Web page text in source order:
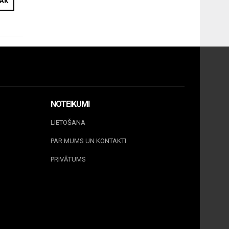
NOTEIKUMI
LIETOŠANA
PAR MUMS UN KONTAKTI
PRIVĀTUMS